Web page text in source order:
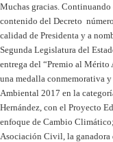
Muchas gracias. Continuando
contenido del Decreto
calidad de Presidenta y a
Segunda Legislatura del
entrega del “Premio al Mérito
una medalla conmemorativa
Ambiental 2017 en la
Hernández, con el Proyecto
enfoque de Cambio
Asociación Civil, la